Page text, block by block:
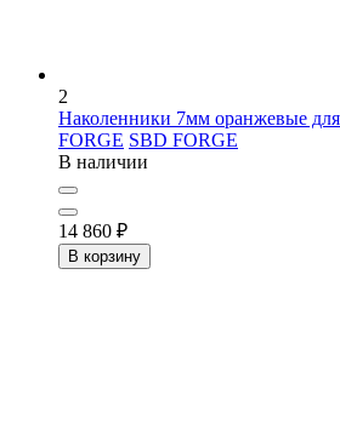
2
Наколенники 7мм оранжевые
FORGE SBD FORGE
В наличии
14 860 ₽
В корзину